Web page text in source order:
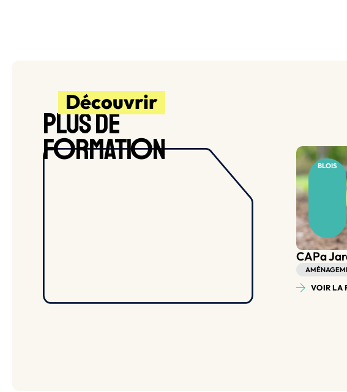
Découvrir
PLUS DE
FORMATION BLOIS
Bac Pro
VOIR LA